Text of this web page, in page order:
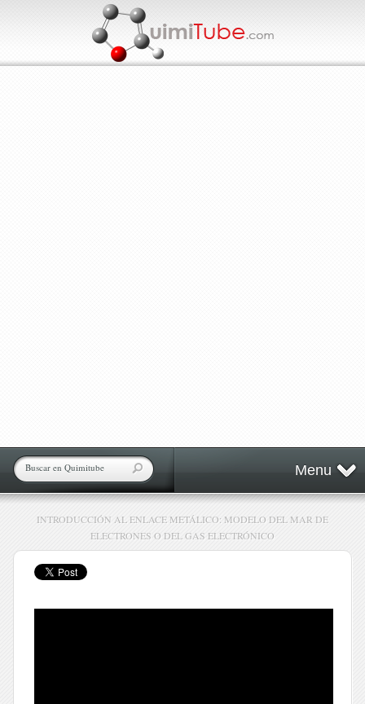
Menu
INTRODUCCIÓN AL ENLACE METÁLICO: MODELO DEL MAR DE
ELECTRONES O DEL GAS ELECTRÓNICO